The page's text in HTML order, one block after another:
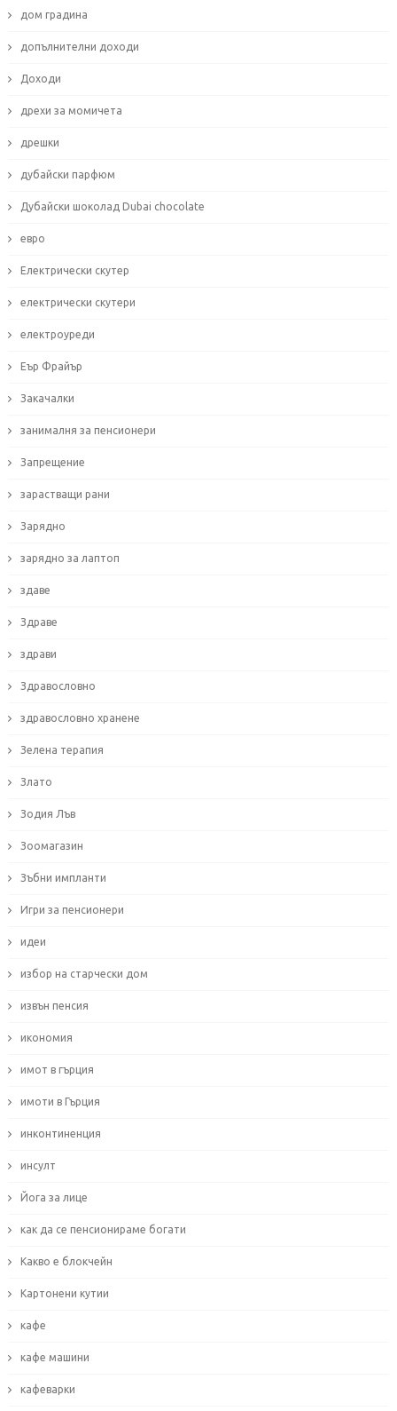
дом градина
допълнителни доходи
Доходи
дрехи за момичета
дрешки
дубайски парфюм
Дубайски шоколад Dubai chocolate
евро
Електрически скутер
електрически скутери
електроуреди
Еър Фрайър
Закачалки
занималня за пенсионери
Запрещение
зарастващи рани
Зарядно
зарядно за лаптоп
здаве
Здраве
здрави
Здравословно
здравословно хранене
Зелена терапия
Злато
Зодия Лъв
Зоомагазин
Зъбни импланти
Игри за пенсионери
идеи
избор на старчески дом
извън пенсия
икономия
имот в гърция
имоти в Гърция
инконтиненция
инсулт
Йога за лице
как да се пенсионираме богати
Какво е блокчейн
Картонени кутии
кафе
кафе машини
кафеварки